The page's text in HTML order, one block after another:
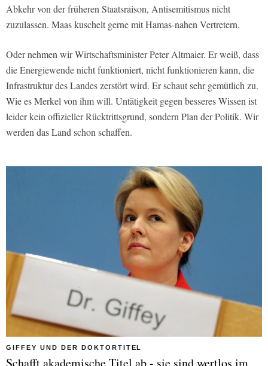
Abkehr von der früheren Staatsraison, Antisemitismus nicht
zuzulassen. Maas kuschelt gerne mit Hamas-nahen Vertretern.
Oder nehmen wir Wirtschaftsminister Peter Altmaier. Er weiß, dass
die Energiewende nicht funktioniert, nicht funktionieren kann, die
Infrastruktur des Landes zerstört wird. Er schaut sehr gemütlich zu.
Wie es Merkel von ihm will. Untätigkeit gegen besseres Wissen ist
leider kein offizieller Rücktrittsgrund, sondern Plan der Politik. Wir
werden das Land schon schaffen.
GIFFEY UND DER DOKTORTITEL
Schafft akademische Titel ab - sie sind wertlos im